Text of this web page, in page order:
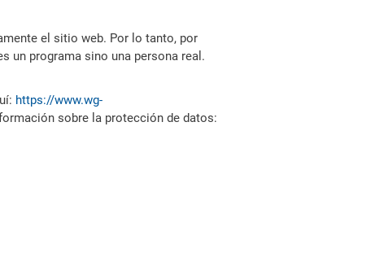
el sitio web. Por lo tanto, por
un programa sino una persona real.
https://www.wg-
sobre la protección de datos: